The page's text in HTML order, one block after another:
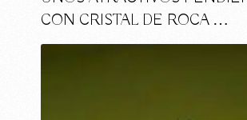
CON CRISTAL DE ROCA …